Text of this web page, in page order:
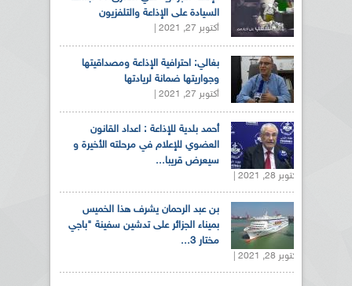
السيادة على الإذاعة والتلفزيون
أكتوبر 27, 2021 |
بغالي: احترافية الإذاعة ومصداقيتها
وجواريتها ضمانة لريادتها
أكتوبر 27, 2021 |
أحمد بلدية للإذاعة : اعداد القانون
العضوي للإعلام في مرحلته الأخيرة و
سيعرض قريبا...
أكتوبر 28, 2021 |
بن عبد الرحمان يشرف هذا الخميس
بميناء الجزائر على تدشين سفينة "باجي
مختار 3...
أكتوبر 28, 2021 |